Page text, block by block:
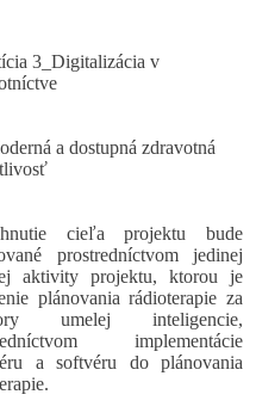
3_Digitalizácia v
a dostupná zdravotná
cieľa projektu bude
prostredníctvom jedinej
aktivity projektu, ktorou je
plánovania rádioterapie za
umelej inteligencie,
implementácie
a softvéru do plánovania